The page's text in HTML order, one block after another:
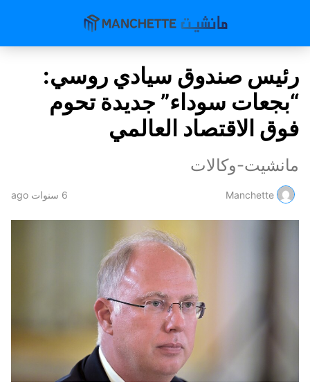
رئيس صندوق سيادي روسي:
“بجعات سوداء” جديدة تحوم
فوق الاقتصاد العالمي
مانشيت-وكالات
Manchette 6 سنوات ago